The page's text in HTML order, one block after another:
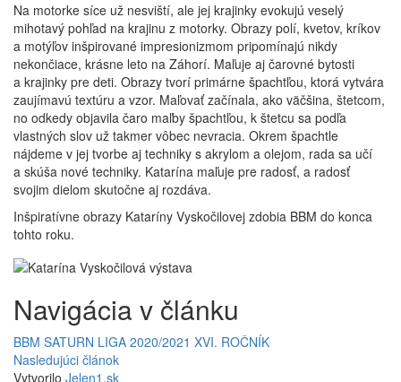
Na motorke síce už nesviští, ale jej krajinky evokujú veselý
mihotavý pohľad na krajinu z motorky. Obrazy polí, kvetov, kríkov
a motýľov inšpirované impresionizmom pripomínajú nikdy
nekončiace, krásne leto na Záhorí. Maľuje aj čarovné bytosti
a krajinky pre deti. Obrazy tvorí primárne špachtľou, ktorá vytvára
zaujímavú textúru a vzor. Maľovať začínala, ako väčšina, štetcom,
no odkedy objavila čaro maľby špachtľou, k štetcu sa podľa
vlastných slov už takmer vôbec nevracia. Okrem špachtle
nájdeme v jej tvorbe aj techniky s akrylom a olejom, rada sa učí
a skúša nové techniky. Katarína maľuje pre radosť, a radosť
svojim dielom skutočne aj rozdáva.
Inšpiratívne obrazy Kataríny Vyskočilovej zdobia BBM do konca
tohto roku.
Navigácia v článku
BBM SATURN LIGA 2020/2021 XVI. ROČNÍK
Nasledujúci článok
Vytvorilo Jelen1.sk